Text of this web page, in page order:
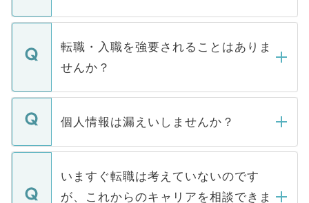
ます。通常、5営業日以内にはご連絡をせて
いただきますので、しばらくお待ちくださ
い。
マイナビDOCTORで取り扱っている求人の
うち約3割は、Webサイトからご覧いただ
けない「非公開求人」です。非公開求人は
下記の理由によって、一般には公開してい
ません。
■応募殺到を避けるため 人気のある医療機
関を公にしてしまうと、応募が殺到する場
に、医療機関が求める条件に合った人材の
みを人材紹介会社に依頼するケースが増え
転職・入職を強要されることはありま
せんか？
転職・入職を強要することは一切ありませ
ん。また、仮に応募先から内定をいただい
定を承諾する必要はありません。内定先へ
の辞退の連絡はキャリアパートナーが行い
ますので、ご安心ください。
個人情報は漏えいしませんか？
個人情報が漏えいすることはありませんの
で、ご安心ください。当サイトからの登録
などで収集したご登録者様の個人情報は、
いますぐ転職は考えていないのです
が、これからのキャリアを相談できま